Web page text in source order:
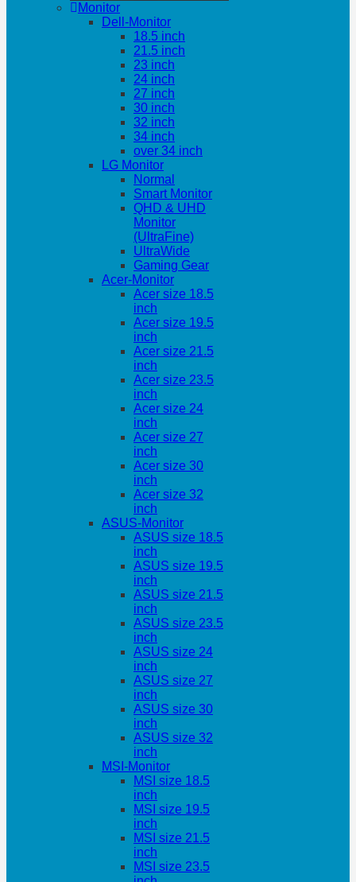
Monitor
Dell-Monitor
18.5 inch
21.5 inch
23 inch
24 inch
27 inch
30 inch
32 inch
34 inch
over 34 inch
LG Monitor
Normal
Smart Monitor
QHD & UHD
Monitor
(UltraFine)
UltraWide
Gaming Gear
Acer-Monitor
Acer size 18.5
inch
Acer size 19.5
inch
Acer size 21.5
inch
Acer size 23.5
inch
Acer size 24
inch
Acer size 27
inch
Acer size 30
inch
Acer size 32
inch
ASUS-Monitor
ASUS size 18.5
inch
ASUS size 19.5
inch
ASUS size 21.5
inch
ASUS size 23.5
inch
ASUS size 24
inch
ASUS size 27
inch
ASUS size 30
inch
ASUS size 32
inch
MSI-Monitor
MSI size 18.5
inch
MSI size 19.5
inch
MSI size 21.5
inch
MSI size 23.5